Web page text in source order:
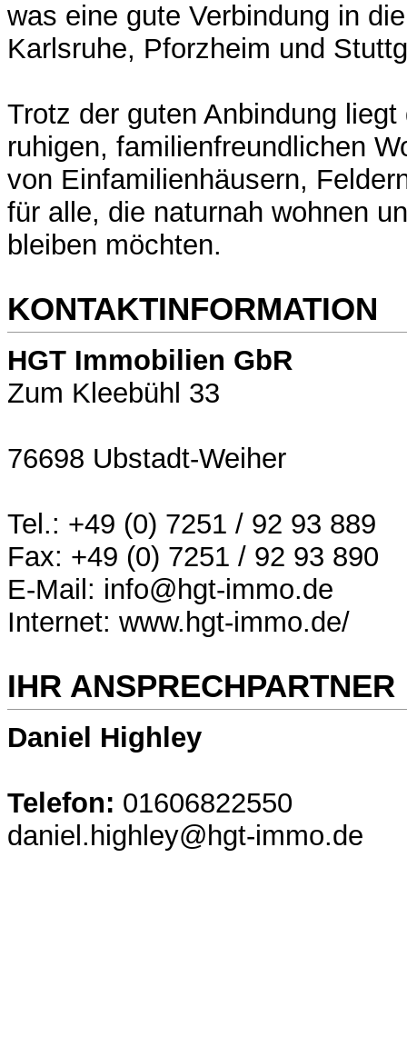
was eine gute Verbindung in
Karlsruhe, Pforzheim und
Trotz der guten Anbindung
ruhigen, familienfreundlichen
von Einfamilienhäusern,
für alle, die naturnah wohnen
bleiben möchten.
KONTAKTINFORMATION
HGT Immobilien GbR
Zum Kleebühl 33
76698 Ubstadt-Weiher
Tel.: +49 (0) 7251 / 92 93 889
Fax: +49 (0) 7251 / 92 93 890
E-Mail: info@hgt-immo.de
Internet: www.hgt-immo.de/
IHR ANSPRECHPARTNER
Daniel Highley
Telefon: 01606822550
daniel.highley@hgt-immo.de